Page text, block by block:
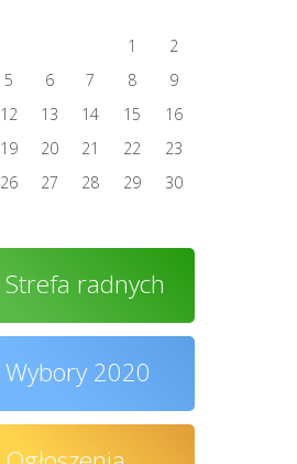
1
2
5 6 7 8
9
12 13 14 15
16
19 20 21 22
23
26 27 28 29
30
Strefa radnych
Wybory 2020